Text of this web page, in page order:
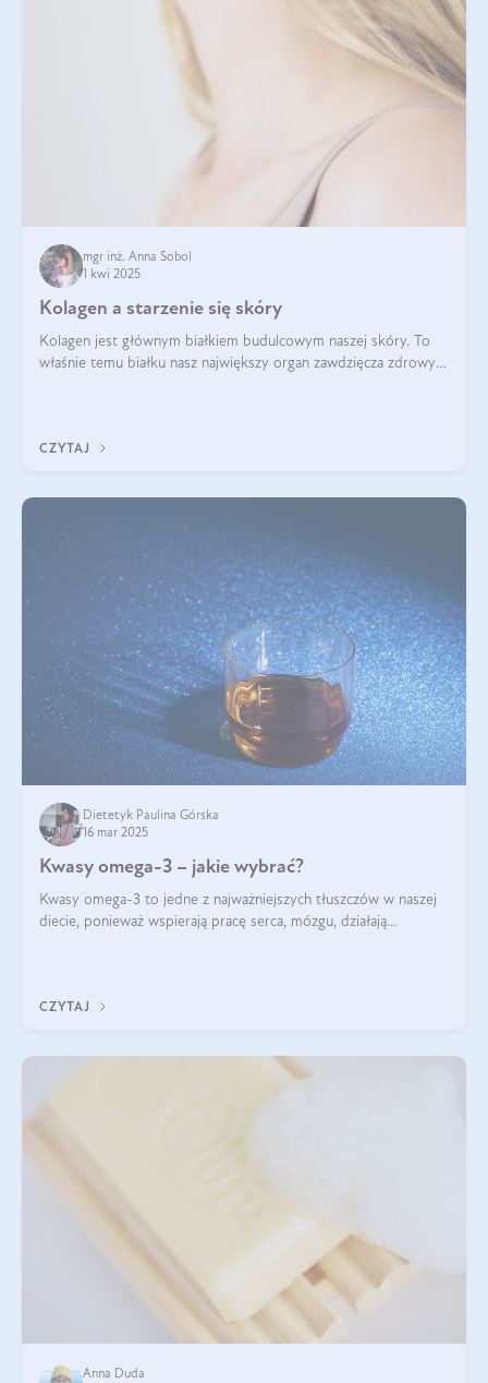
mgr inż. Anna Sobol
1 kwi 2025
Kolagen a starzenie się skóry
Kolagen jest głównym białkiem budulcowym naszej skóry. To
właśnie temu białku nasz największy organ zawdzięcza zdrowy
CZYTAJ
Dietetyk Paulina Górska
16 mar 2025
Kwasy omega-3 – jakie wybrać?
Kwasy omega-3 to jedne z najważniejszych tłuszczów w naszej
diecie, ponieważ wspierają pracę serca, mózgu, działają
CZYTAJ
Anna Duda